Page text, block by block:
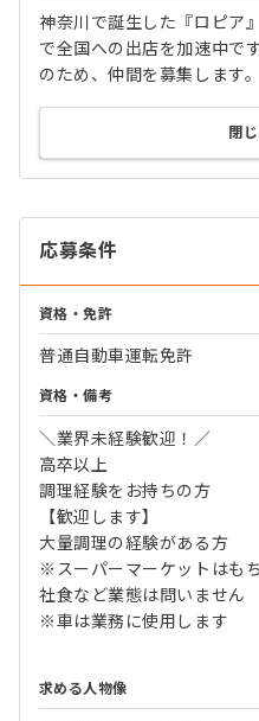
神奈川で誕生した『ロピア
で全国への出店を加速中で
のため、仲間を募集します。
閉
応募条件
資格・免許
普通自動車運転免許
資格・備考
＼業界未経験歓迎！／
高卒以上
調理経験をお持ちの方
【歓迎します】
大量調理の経験がある方
※スーパーマーケットはも
社食など業態は問いません
※車は業務に使用します
求める人物像